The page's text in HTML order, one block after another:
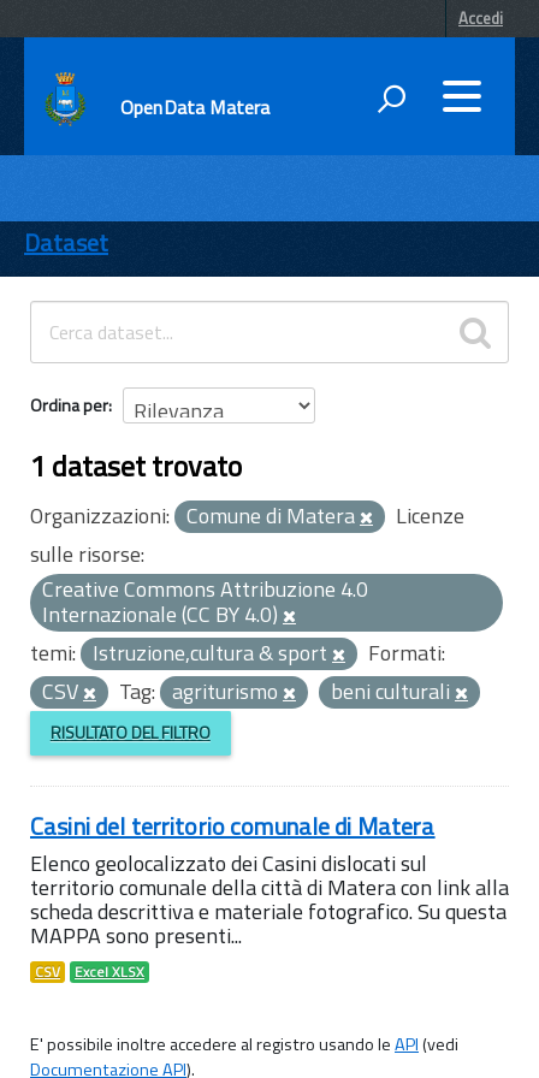
Accedi
OpenData Matera
ENTI
TEMI
INFORMAZIONI
Dataset
Ordina per
1 dataset trovato
Organizzazioni: Comune di Matera
Licenze
sulle risorse:
Creative Commons Attribuzione 4.0
Internazionale (CC BY 4.0)
temi: Istruzione,cultura & sport
Formati:
CSV
Tag: agriturismo beni culturali
RISULTATO DEL FILTRO
Casini del territorio comunale di Matera
Elenco geolocalizzato dei Casini dislocati sul
territorio comunale della città di Matera con link alla
scheda descrittiva e materiale fotografico. Su questa
MAPPA sono presenti...
CSV Excel XLSX
E' possibile inoltre accedere al registro usando leAPI(vedi
Documentazione API).